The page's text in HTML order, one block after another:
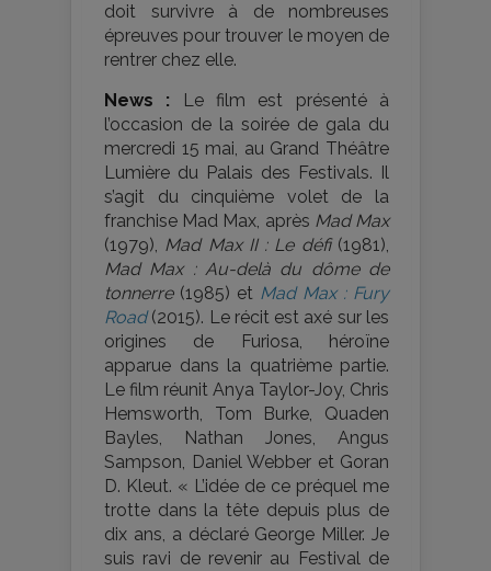
doit survivre à de nombreuses
épreuves pour trouver le moyen de
rentrer chez elle.
News : Le film est présenté à
l’occasion de la soirée de gala du
mercredi 15 mai, au Grand Théâtre
Lumière du Palais des Festivals. Il
s’agit du cinquième volet de la
franchise Mad Max, après Mad Max
(1979), Mad Max II : Le défi(1981),
Mad Max : Au-delà du dôme de
tonnerre(1985) et Mad Max : Fury
Road(2015). Le récit est axé sur les
origines de Furiosa, héroïne
apparue dans la quatrième partie.
Le film réunit Anya Taylor-Joy, Chris
Hemsworth, Tom Burke, Quaden
Bayles, Nathan Jones, Angus
Sampson, Daniel Webber et Goran
D. Kleut. « L’idée de ce préquel me
trotte dans la tête depuis plus de
dix ans, a déclaré George Miller. Je
suis ravi de revenir au Festival de